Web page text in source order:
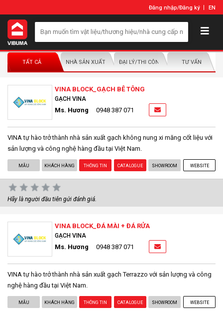
Đăng nhập/Đăng ký EN
TẤT CẢ NHÀ SẢN XUẤT/NHÀ PHÂN PHỐIĐẠI LÝ/THI CÔNG LẮP ĐẶTTƯ VẤN
VINA BLOCK_GẠCH BÊ TÔNG
GẠCH VINA
Ms. Hương 0948 387 071
VINA tự hào trở thành nhà sản xuất gạch không nung xi măng cốt liệu với
sản lượng và công nghệ hàng đầu tại Việt Nam.
MẪU KHÁCH HÀNG THÔNG TIN CATALOGUE SHOWROOM WEBSITE
Hãy là người đầu tiên gửi đánh giá.
VINA BLOCK_ĐÁ MÀI + ĐÁ RỬA
GẠCH VINA
Ms. Hương 0948 387 071
VINA tự hào trở thành nhà sản xuất gạch Terrazzo với sản lượng và công
nghệ hàng đầu tại Việt Nam.
MẪU KHÁCH HÀNG THÔNG TIN CATALOGUE SHOWROOM WEBSITE